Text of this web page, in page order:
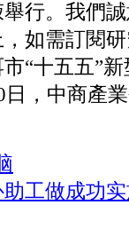
行。我們
如需訂閱
“十五五”
，中商產
工做成功